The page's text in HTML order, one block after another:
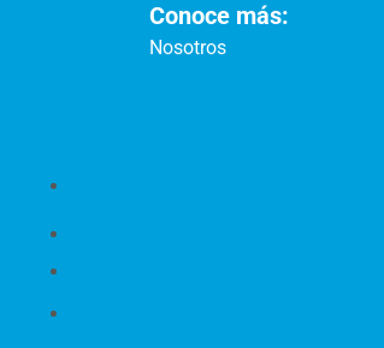
Conoce más:
Nosotros